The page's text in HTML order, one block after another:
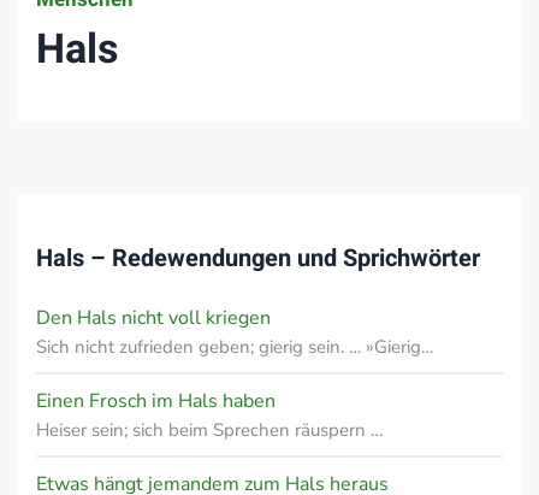
Hals
Hals – Redewendungen und Sprichwörter
Den Hals nicht voll kriegen
Sich nicht zufrieden geben; gierig sein. … »Gierig…
Einen Frosch im Hals haben
Heiser sein; sich beim Sprechen räuspern …
Etwas hängt jemandem zum Hals heraus